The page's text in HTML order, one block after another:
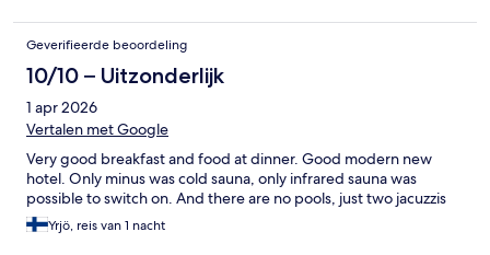
Geverifieerde beoordeling
10/10 – Uitzonderlijk
1 apr 2026
Vertalen met Google
Very good breakfast and food at dinner. Good modern new
hotel. Only minus was cold sauna, only infrared sauna was
possible to switch on. And there are no pools, just two jacuzzis
Yrjö, reis van 1 nacht